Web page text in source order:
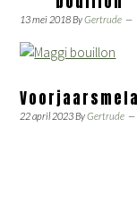
13 mei 2018ByGertrude
22 april 2023ByGertrude